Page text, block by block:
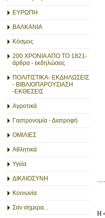
ΕΥΡΩΠΗ
ΒΑΛΚΑΝΙΑ
Κόσμος
200 ΧΡΟΝΙΑ ΑΠΟ ΤΟ 1821-
άρθρα - εκδηλώσεις
ΠΟΛΙΤΙΣΤΙΚΑ- ΕΚΔΗΛΩΣΕΙΣ
- ΒΙΒΛΙΟΠΑΡΟΥΣΙΑΣΗ
-ΕΚΘΕΣΕΙΣ
Αγροτικά
Γαστρονομία - Διατροφή
ΟΜΙΛΙΕΣ
Αθλητικά
Υγεία
ΔΙΚΑΙΟΣΥΝΗ
Κοινωνία
Σαν σημερα...
Η